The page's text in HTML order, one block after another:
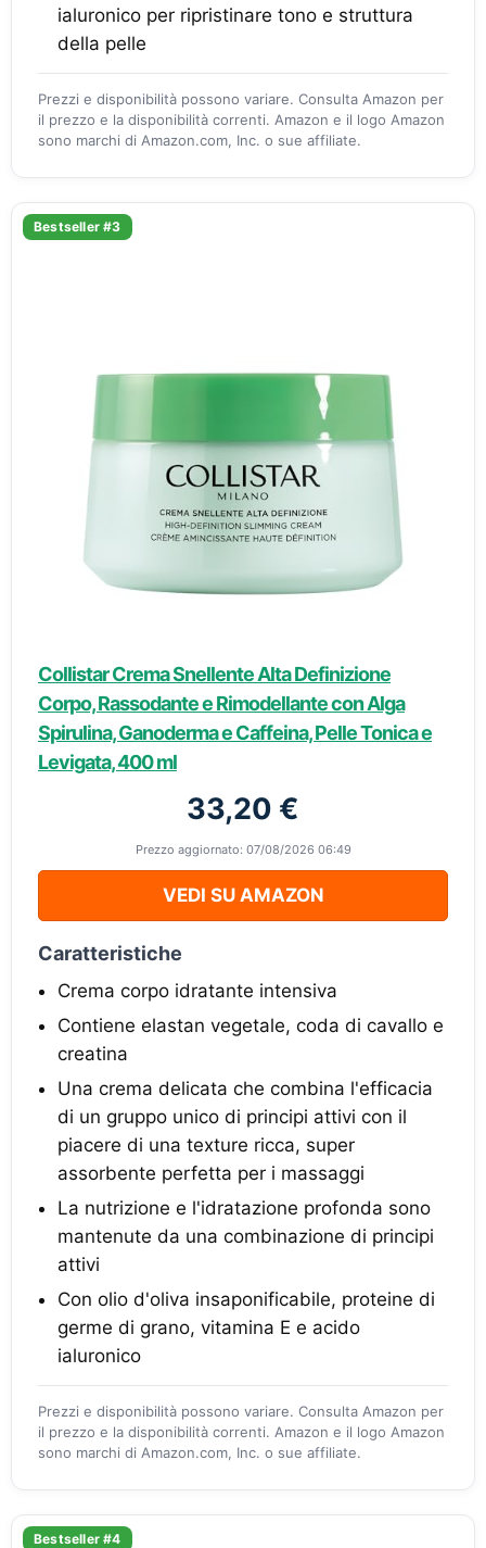
ialuronico per ripristinare tono e struttura
della pelle
Prezzi e disponibilità possono variare. Consulta Amazon per
il prezzo e la disponibilità correnti. Amazon e il logo Amazon
sono marchi di Amazon.com, Inc. o sue affiliate.
Bestseller #3
Collistar Crema Snellente Alta Definizione
Corpo, Rassodante e Rimodellante con Alga
Spirulina, Ganoderma e Caffeina, Pelle Tonica e
Levigata, 400 ml
33,20 €
Prezzo aggiornato: 07/08/2026 06:49
VEDI SU AMAZON
Caratteristiche
Crema corpo idratante intensiva
Contiene elastan vegetale, coda di cavallo e
creatina
Una crema delicata che combina l'efficacia
di un gruppo unico di principi attivi con il
piacere di una texture ricca, super
assorbente perfetta per i massaggi
La nutrizione e l'idratazione profonda sono
mantenute da una combinazione di principi
attivi
Con olio d'oliva insaponificabile, proteine di
germe di grano, vitamina E e acido
ialuronico
Prezzi e disponibilità possono variare. Consulta Amazon per
il prezzo e la disponibilità correnti. Amazon e il logo Amazon
sono marchi di Amazon.com, Inc. o sue affiliate.
Bestseller #4